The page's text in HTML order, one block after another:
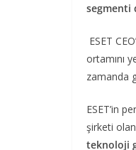
segmenti
ESET
ortamını
zamanda
ESET’in
şirketi
teknoloji